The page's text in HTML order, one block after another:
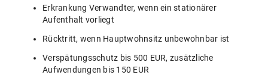
Erkrankung Verwandter, wenn ein stationärer
Aufenthalt vorliegt
Rücktritt, wenn Hauptwohnsitz unbewohnbar ist
Verspätungsschutz bis 500 EUR, zusätzliche
Aufwendungen bis 150 EUR